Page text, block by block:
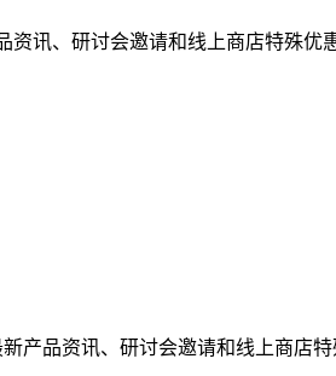
讯、研讨会邀请和线上商店特殊优惠
产品资讯、研讨会邀请和线上商店特